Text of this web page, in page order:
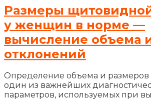
Размеры
у женщин в норме —
вычисление объема
отклонений
Определение объема и
один из важнейших
параметров, используемых при